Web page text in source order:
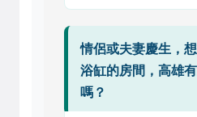
情侶或夫妻慶生，
浴缸的房間，高雄
嗎？